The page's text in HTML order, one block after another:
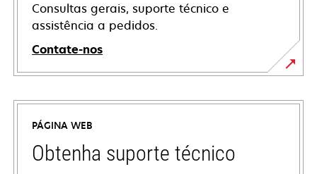
Consultas gerais, suporte técnico e
assistência a pedidos.
Contate-nos
PÁGINA WEB
Obtenha suporte técnico